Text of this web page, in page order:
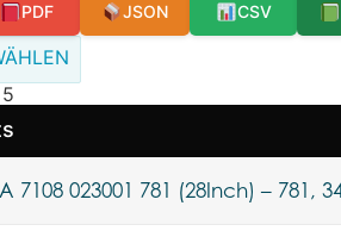
PDF JSON CSV
7108 023001 781 (28Inch) – 781,